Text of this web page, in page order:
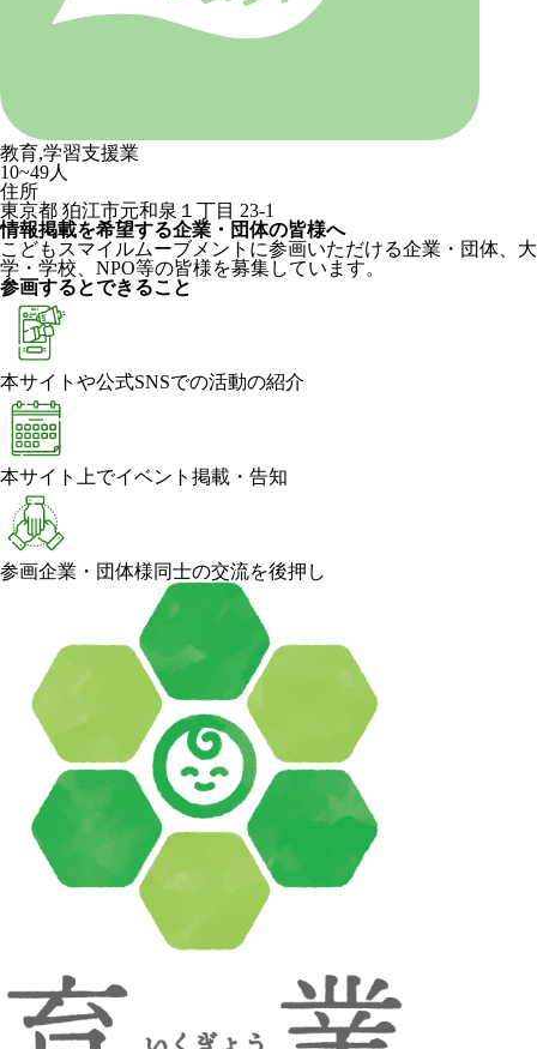
教育,学習支援業
10~49人
住所
東京都 狛江市元和泉１丁目 23-1
情報掲載を希望する企業・団体の皆様へ
こどもスマイルムーブメントに参画いただける企業・団体、大
学・学校、NPO等の皆様を募集しています。
参画するとできること
本サイトや公式SNSでの活動の紹介
本サイト上でイベント掲載・告知
参画企業・団体様同士の交流を後押し